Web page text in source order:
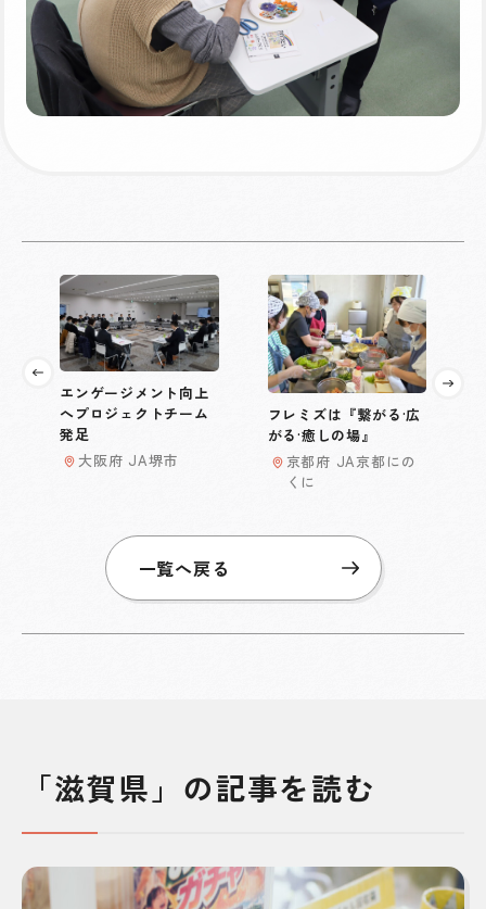
エンゲージメント向上
へプロジェクトチーム
発足
大阪府 JA堺市
フレミズは『繋がる·広
がる·癒しの場』
京都府 JA京都にの
くに
一覧へ戻る
「滋賀県」の記事を読む